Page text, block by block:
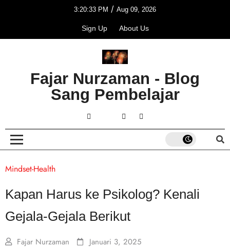
3:20:33 PM / Aug 09, 2026
Sign Up About Us
Fajar Nurzaman - Blog
Sang Pembelajar
Mindset-Health
Kapan Harus ke Psikolog? Kenali
Gejala-Gejala Berikut
Fajar Nurzaman Januari 3, 2025